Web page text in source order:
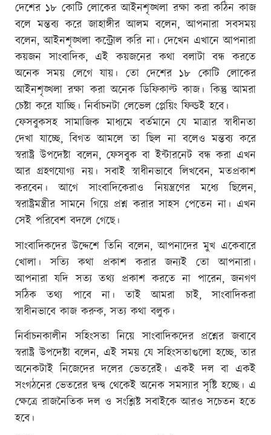
দেশের ১৮ কোটি লোকের আইনশৃঙ্খলা রক্ষা করা কঠিন কাজ
বলে মন্তব্য করে জাহাঙ্গীর আলম বলেন, আপনারা সবসময়
বলেন, আইনশৃঙ্খলা কন্ট্রোল করি না। দেখেন এখানে আপনারা
কয়জন সাংবাদিক, এই কয়জনের কথা বলাটা বন্ধ করতে
অনেক সময় লেগে যায়। তো দেশের ১৮ কোটি লোকের
আইনশৃঙ্খলা রক্ষা করা অনেক ডিফিকাল্ট কাজ। কিন্তু আমরা
চেষ্টা করে যাচ্ছি। নির্বাচনটা লেভেল প্লেয়িং ফিল্ডই হবে।
ফেসবুকসহ সামাজিক মাধ্যমে বর্তমানে যে মাত্রার স্বাধীনতা
দেখা যাচ্ছে, বিগত আমলে তা ছিল না বলেও মন্তব্য করে
স্বরাষ্ট্র উপদেষ্টা বলেন, ফেসবুক বা ইন্টারনেট বন্ধ করা এখন
আর গ্রহণযোগ্য নয়। সবাই স্বাধীনভাবে লিখবেন, মতপ্রকাশ
করবেন। আগে সাংবাদিকেরাও নিয়ন্ত্রণের মধ্যে ছিলেন,
স্বরাষ্ট্রমন্ত্রীর সামনে গিয়ে প্রশ্ন করার সাহস পেতেন না। এখন
সেই পরিবেশ বদলে গেছে।
সাংবাদিকদের উদ্দেশে তিনি বলেন, আপনাদের মুখ একেবারে
খোলা। সত্যি কথা প্রকাশ করার জন্যই তো আপনারা।
আপনারা যদি সত্য তথ্য প্রকাশ করতে না পারেন, জনগণ
সঠিক তথ্য পাবে না। তাই আমরা চাই, সাংবাদিকরা
স্বাধীনভাবে কাজ করুক, সত্য কথা বলুক।
নির্বাচনকালীন সহিংসতা নিয়ে সাংবাদিকদের প্রশ্নের জবাবে
স্বরাষ্ট্র উপদেষ্টা বলেন, এই সময় যে সহিংসতাগুলো হচ্ছে, তার
অনেকটাই নিজেদের দলের ভেতরেই। একই দল বা একই
সংগঠনের ভেতরের দ্বন্দ্ব থেকেই অনেক সমস্যার সৃষ্টি হচ্ছে। এ
ক্ষেত্রে রাজনৈতিক দল ও সংশ্লিষ্ট সবাইকে আরও সচেতন হতে
হবে।